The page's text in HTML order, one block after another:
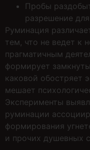
Пробы
разрешение
Руминация
тем, что не ведет к
прагматичным
формирует
каковой обостряет
мешает
Эксперименты
руминации
формирования
и прочих душевных